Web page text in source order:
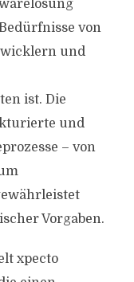
von
und
ist. Die
und
– von
Vorgaben.
xpecto